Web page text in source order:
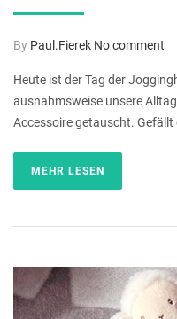
By Paul.Fierek No comment
Heute ist der Tag der
ausnahmsweise unsere
Accessoire getauscht. Gefällt
MEHR LESEN